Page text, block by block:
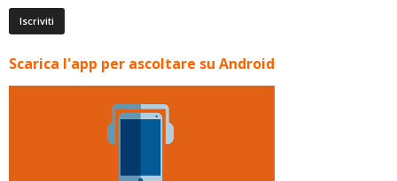
Scarica l'app per ascoltare su Android